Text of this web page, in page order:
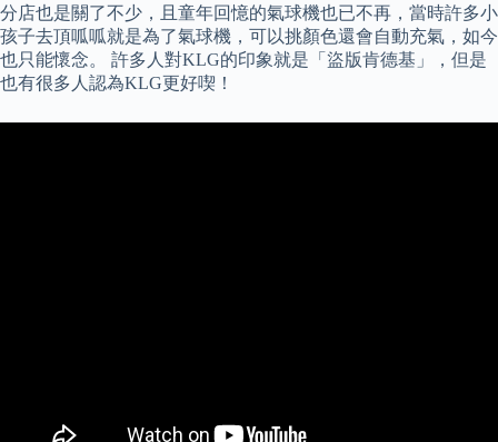
分店也是關了不少，且童年回憶的氣球機也已不再，當時許多小
孩子去頂呱呱就是為了氣球機，可以挑顏色還會自動充氣，如今
也只能懷念。 許多人對KLG的印象就是「盜版肯德基」，但是
也有很多人認為KLG更好喫！